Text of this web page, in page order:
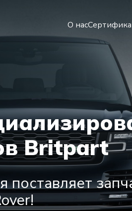
О нас
Britpart
поставляет